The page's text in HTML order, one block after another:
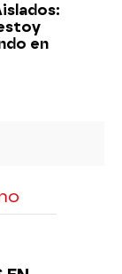
en